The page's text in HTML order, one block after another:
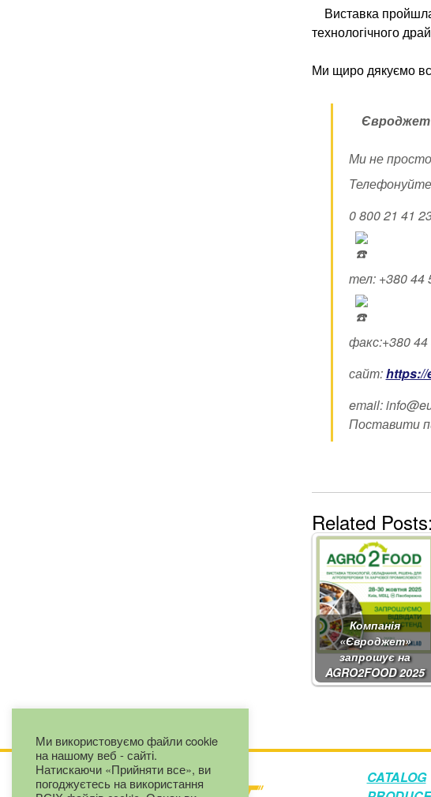
Виставка
технологічного
Ми щиро дякуємо
Євроджет
Ми не
0 800 21 41
тел: +380 44
факс:+380
сайт:https://
email:
Поставити
Related Posts:
Компанія
«Євроджет»
запрошує на
AGRO2FOOD 2025
CATALOG
Ми використовуємо файли cookie
на нашому веб - сайті.
Натискаючи «Прийняти все», ви
погоджуєтесь на використання